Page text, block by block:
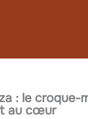
: le
au cœur